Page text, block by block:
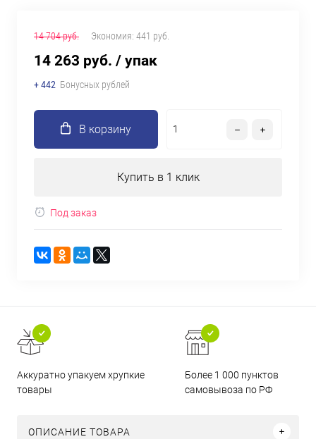
14 704 руб. Экономия: 441 руб.
14 263 руб. / упак
+ 442 Бонусных рублей
В корзину
Купить в 1 клик
Под заказ
Аккуратно упакуем хрупкие
товары
Более 1 000 пунктов
самовывоза по РФ
ОПИСАНИЕ ТОВАРА